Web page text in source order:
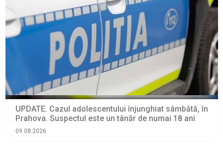
UPDATE. Cazul adolescentului înjunghiat sâmbătă, în
Prahova. Suspectul este un tânăr de numai 18 ani
09.08.2026